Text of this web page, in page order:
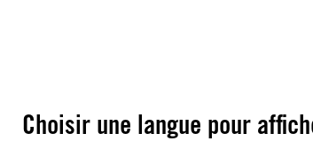
Choisir une langue pour